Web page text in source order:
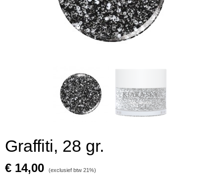
Graffiti, 28 gr.
€ 14,00 (exclusief btw 21%)